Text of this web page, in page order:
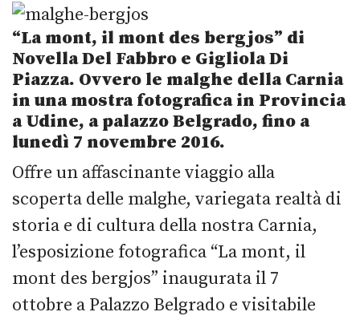
“La mont, il mont des bergjos” di
Novella Del Fabbro e Gigliola Di
Piazza. Ovvero le malghe della Carnia
in una mostra fotografica in Provincia
a Udine, a palazzo Belgrado, fino a
lunedì 7 novembre 2016.
Offre un affascinante viaggio alla
scoperta delle malghe, variegata realtà di
storia e di cultura della nostra Carnia,
l’esposizione fotografica “La mont, il
mont des bergjos” inaugurata il 7
ottobre a Palazzo Belgrado e visitabile